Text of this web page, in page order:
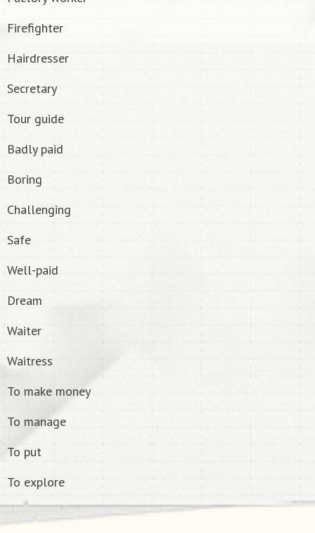
Firefighter
Hairdresser
Secretary
Tour guide
Badly paid
Boring
Challenging
Safe
Well-paid
Dream
Waiter
Waitress
To make money
To manage
To put
To explore